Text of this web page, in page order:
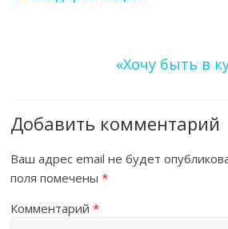
«Хочу быть в
Добавить комментарий
Ваш адрес email не будет
поля помечены*
Комментарий*